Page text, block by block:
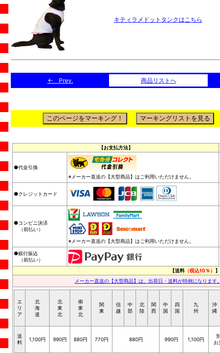
キティラメドットタンクはこちら
← Prev. 商品リストへ
【お支払方法】
●代金引換
※メーカー直送の【大型商品】はご利用いただけません。
●クレジットカード
●コンビニ決済
（前払い）
※メーカー直送の【大型商品】はご利用いただけません。
●銀行振込
（前払い）
【送料 （税込10％） 】
メーカー直送の【大型商品】は、出荷日・送料が特例になりま
エ
リ
ア
北
海
道
北
東
北
南
東
北
関
東
信
越
中
部
北
陸
関
西
中
国
四
国
九
州
沖
縄
送
料
1,100円 990円 880円 770円 880円 990円 1,100円
お